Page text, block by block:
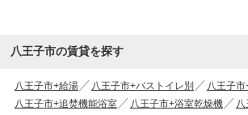
八王子市の賃貸を探す
八王子市+給湯 八王子市+バストイレ別
八王子
八王子市+追焚機能浴室
八王子市+浴室乾燥機
八